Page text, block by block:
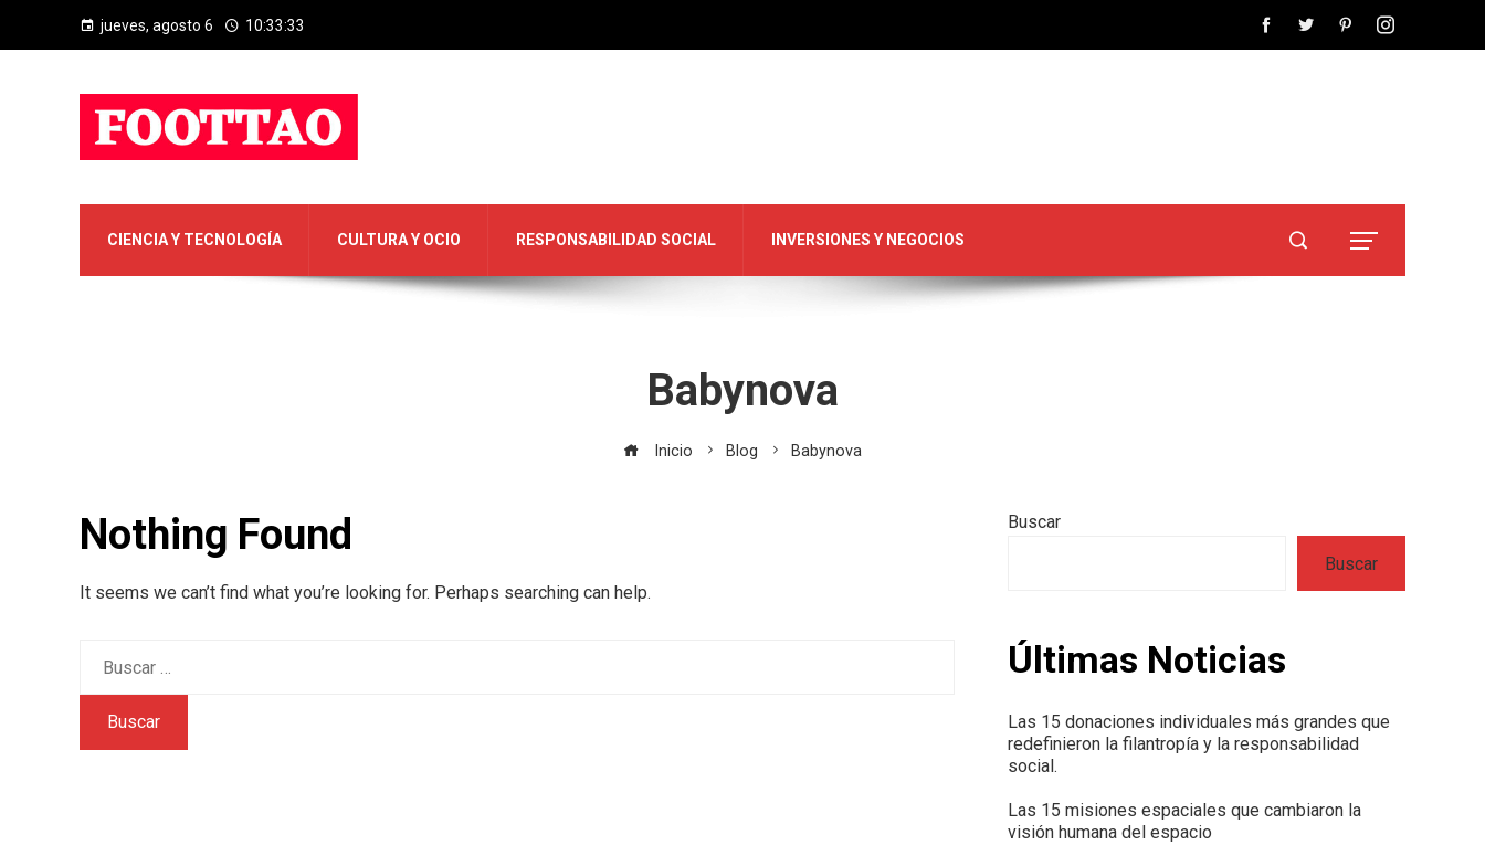
jueves, agosto 6 10:33:33
CIENCIA Y TECNOLOGÍA CULTURA Y OCIO RESPONSABILIDAD SOCIAL INVERSIONES Y NEGOCIOS
Babynova
Inicio Blog Babynova
Nothing Found
It seems we can’t find what you’re looking for. Perhaps searching can help.
Buscar
Buscar
Últimas Noticias
Las 15 donaciones individuales más grandes que
redefinieron la filantropía y la responsabilidad
social.
Las 15 misiones espaciales que cambiaron la
visión humana del espacio